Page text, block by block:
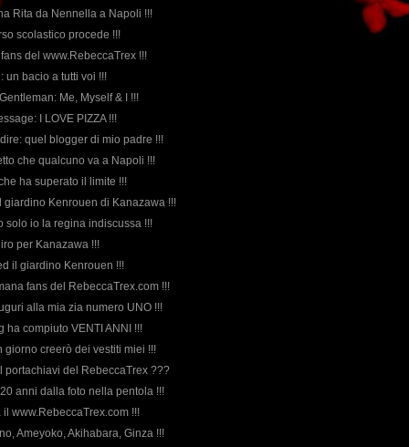
Rita da Nennella a Napoli !!!
scolastico procede !!!
del www.RebeccaTrex !!!
un bacio a tutti voi !!!
Me, Myself & I !!!
I LOVE PIZZA !!!
quel blogger di mio padre !!!
che qualcuno va a Napoli !!!
ha superato il limite !!!
giardino Kenrouen di Kanazawa !!!
solo io la regina indiscussa !!!
per Kanazawa !!!
il giardino Kenrouen !!!
fans del RebeccaTrex.com !!!
alla mia zia numero UNO !!!
ha compiuto VENTI ANNI !!!
giorno creerò dei vestiti miei !!!
portachiavi del RebeccaTrex ???
anni dalla foto nella pentola !!!
il www.RebeccaTrex.com !!!
Ameyoko, Akihabara, Ginza !!!